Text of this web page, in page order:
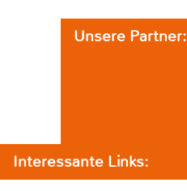
Unsere Partner:
Interessante Links: